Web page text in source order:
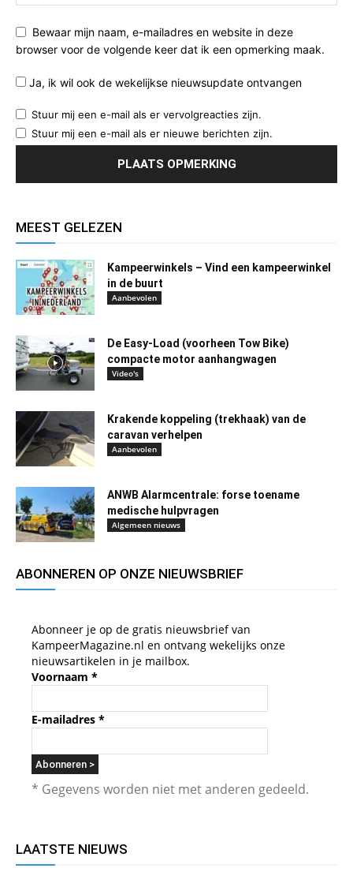
Bewaar mijn naam, e-mailadres en website in deze
browser voor de volgende keer dat ik een opmerking maak.
Ja, ik wil ook de wekelijkse nieuwsupdate ontvangen
Stuur mij een e-mail als er vervolgreacties zijn.
Stuur mij een e-mail als er nieuwe berichten zijn.
MEEST GELEZEN
Kampeerwinkels – Vind een kampeerwinkel
in de buurt
Aanbevolen
De Easy-Load (voorheen Tow Bike)
compacte motor aanhangwagen
Video's
Krakende koppeling (trekhaak) van de
caravan verhelpen
Aanbevolen
ANWB Alarmcentrale: forse toename
medische hulpvragen
Algemeen nieuws
ABONNEREN OP ONZE NIEUWSBRIEF
Abonneer je op de gratis nieuwsbrief van
KampeerMagazine.nl en ontvang wekelijks onze
nieuwsartikelen in je mailbox.
Voornaam *
E-mailadres *
* Gegevens worden niet met anderen gedeeld.
LAATSTE NIEUWS